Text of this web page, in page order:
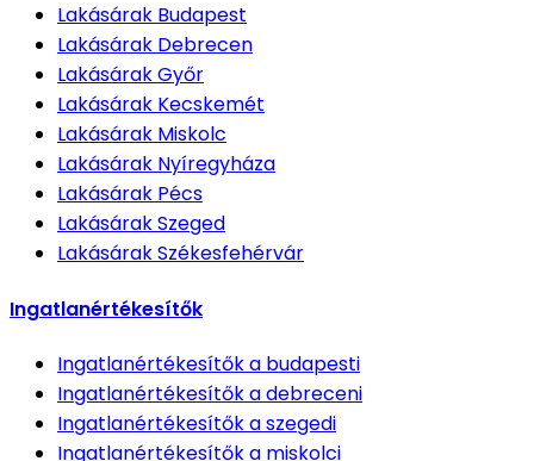
Lakásárak Budapest
Lakásárak Debrecen
LakásárakGyőr
Lakásárak Kecskemét
Lakásárak Miskolc
Lakásárak Nyíregyháza
Lakásárak Pécs
LakásárakSzeged
LakásárakSzékesfehérvár
Ingatlanértékesítők
Ingatlanértékesítőka budapesti
Ingatlanértékesítőka debreceni
Ingatlanértékesítőka szegedi
Ingatlanértékesítőka miskolci